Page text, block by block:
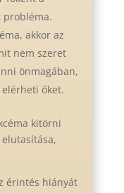
probléma.
akkor az
nem szeret
önmagában,
őket.
kitörni
érintés hiányát